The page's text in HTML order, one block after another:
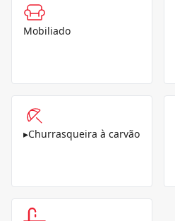
Mobiliado
▸Churrasqueira à carvão